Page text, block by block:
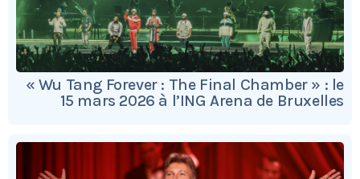
« Wu Tang Forever : The Final Chamber » : le
15 mars 2026 à l’ING Arena de Bruxelles